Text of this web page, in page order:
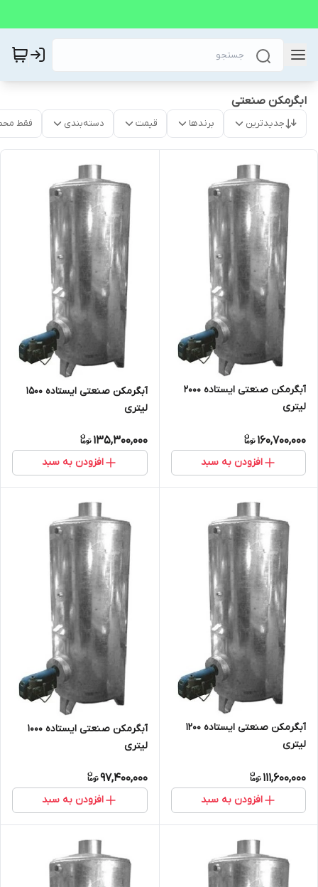
ابگرمکن صنعتی
جدیدترین برندها قیمت دسته‌بندی فقط
آبگرمکن صنعتی ایستاده 2000
لیتری
160,700,000
افزودن به سبد
آبگرمکن صنعتی ایستاده 1500
لیتری
135,300,000
افزودن به سبد
آبگرمکن صنعتی ایستاده 1200
لیتری
111,600,000
افزودن به سبد
آبگرمکن صنعتی ایستاده 1000
لیتری
97,400,000
افزودن به سبد